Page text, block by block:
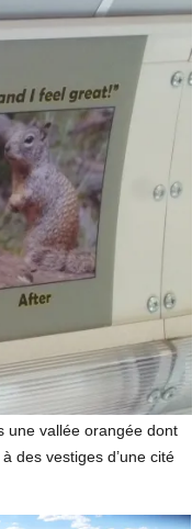
une vallée orangée dont
des vestiges d’une cité